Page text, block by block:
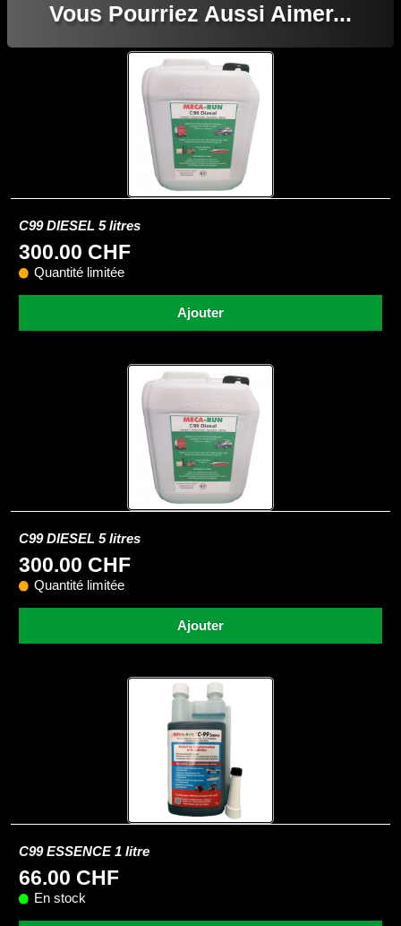
Vous Pourriez Aussi Aimer...
C99 DIESEL 5 litres
300.00 CHF
Quantité limitée
Ajouter
C99 DIESEL 5 litres
300.00 CHF
Quantité limitée
Ajouter
C99 ESSENCE 1 litre
66.00 CHF
En stock